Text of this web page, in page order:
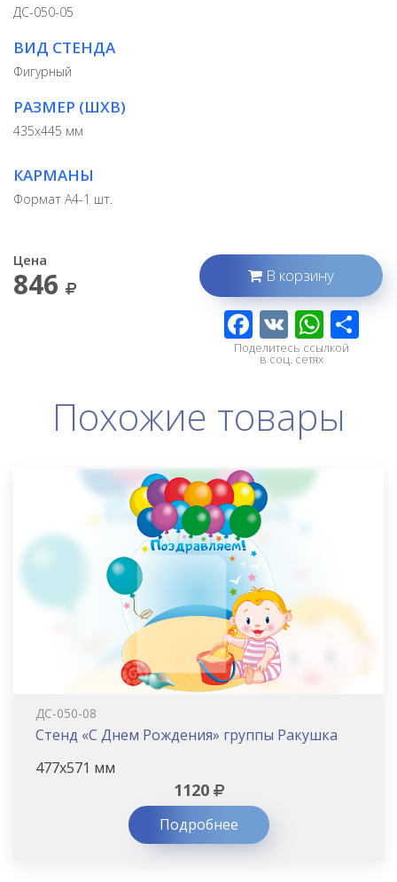
ДС-050-05
ВИД СТЕНДА
Фигурный
РАЗМЕР (ШХВ)
435х445 мм
КАРМАНЫ
Формат А4-1 шт.
Цена
846 В корзину
Поделитесь ссылкой
в соц. сетях
Похожие товары
ДС-050-08
Стенд «С Днем Рождения» группы Ракушка
477х571 мм
1120
Подробнее